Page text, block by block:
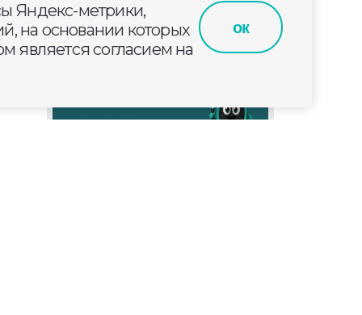
Яндекс-метрики,
на основании которых
является согласием на
ок